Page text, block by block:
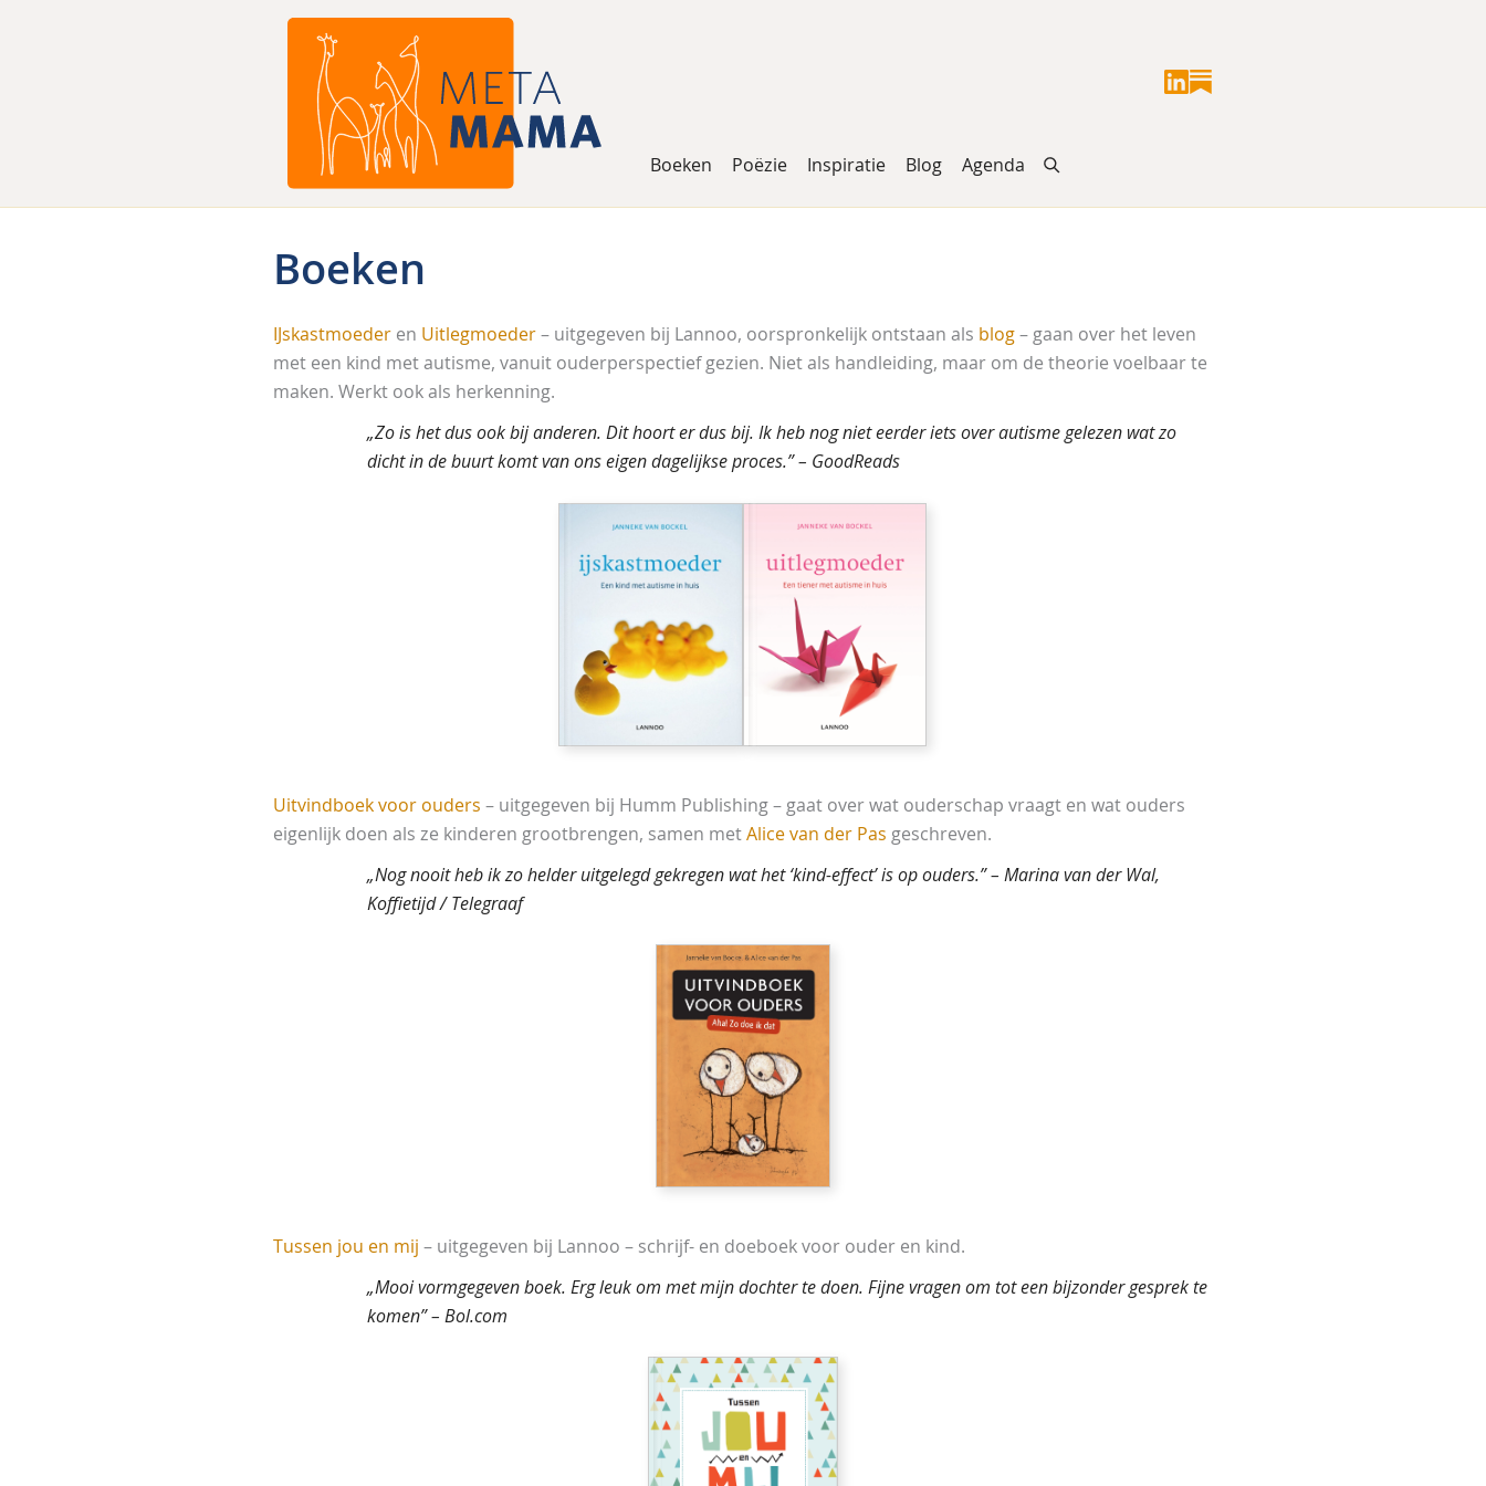
Boeken Poëzie Inspiratie Blog Agenda
Boeken
IJskastmoeder en Uitlegmoeder– uitgegeven bij Lannoo, oorspronkelijk ontstaan als blog– gaan over het leven
met een kind met autisme, vanuit ouderperspectief gezien. Niet als handleiding, maar om de theorie voelbaar te
maken. Werkt ook als herkenning.
„Zo is het dus ook bij anderen. Dit hoort er dus bij. Ik heb nog niet eerder iets over autisme gelezen wat zo
dicht in de buurt komt van ons eigen dagelijkse proces.” – GoodReads
Uitvindboek voor ouders – uitgegeven bij Humm Publishing – gaat over wat ouderschap vraagt en wat ouders
eigenlijk doen als ze kinderen grootbrengen, samen metAlice van der Pas geschreven.
„Nog nooit heb ik zo helder uitgelegd gekregen wat het ‘kind-effect’ is op ouders.” – Marina van der Wal,
Koffietijd / Telegraaf
Tussen jou en mij – uitgegeven bij Lannoo – schrijf- en doeboek voor ouder en kind.
„Mooi vormgegeven boek. Erg leuk om met mijn dochter te doen. Fijne vragen om tot een bijzonder gesprek te
komen” – Bol.com